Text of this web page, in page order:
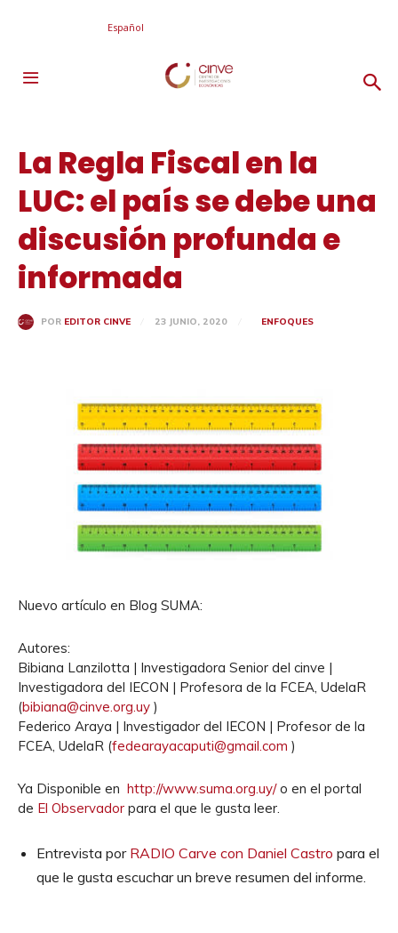
Español
La Regla Fiscal en la
LUC: el país se debe una
discusión profunda e
informada
POR EDITOR CINVE 23 JUNIO, 2020 ENFOQUES
Nuevo artículo en Blog SUMA:
Autores:
Bibiana Lanzilotta | Investigadora Senior del cinve |
Investigadora del IECON | Profesora de la FCEA, UdelaR
(bibiana@cinve.org.uy )
Federico Araya | Investigador del IECON | Profesor de la
FCEA, UdelaR (fedearayacaputi@gmail.com )
Ya Disponible en http://www.suma.org.uy/o en el portal
de El Observador para el que le gusta leer.
Entrevista por RADIO Carve con Daniel Castro para el
que le gusta escuchar un breve resumen del informe.